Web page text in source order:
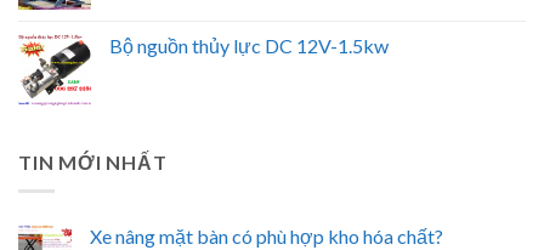
Bộ nguồn thủy lực DC 12V-1.5kw
TIN MỚI NHẤT
Xe nâng mặt bàn có phù hợp kho hóa chất?